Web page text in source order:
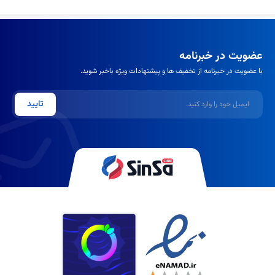
می‌کنند.
نرم کننده بدون سولفات:مناسب برای افرادی که موهای حساس،
کراتینه شده یا پوست سر حساسی دارند. سولفات‌ها می‌توانند باعث
خشکی و تحریک شوند.
نرم کننده داخل حمام (Rinse-out):
رایج‌ترین نوع که پس از شامپو
استفاده شده و نیاز به آبکشی دارد.
حمام روی موی مرطوب یا خشک اسپری یا مالیده شده و نیازی به
آبکشی ندارند. به محافظت، نرمی و حالت‌پذیری مو در طول روز کمک
می‌کنند و می‌توانند به شکل لوسیون، کرم یااسپری نرم کننده
عضویت در خبرنامه
با عضویت در خبرنامه از تخفیف ها و پیشنهادات ویژه باخبر شوید.
ایمیل
تایید